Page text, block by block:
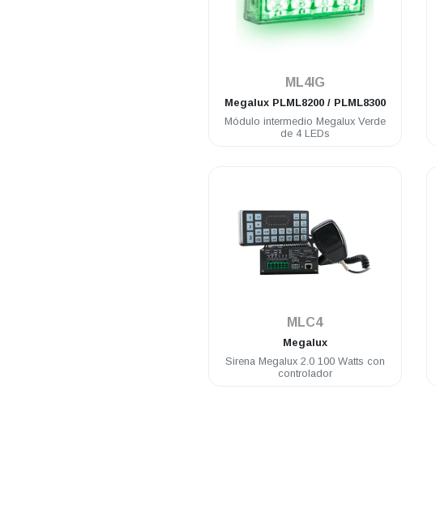
ML4IG
Megalux PLML8200 / PLML8300
Módulo intermedio Megalux Verde
de 4 LEDs
MLC4
Megalux
Sirena Megalux 2.0 100 Watts con
controlador